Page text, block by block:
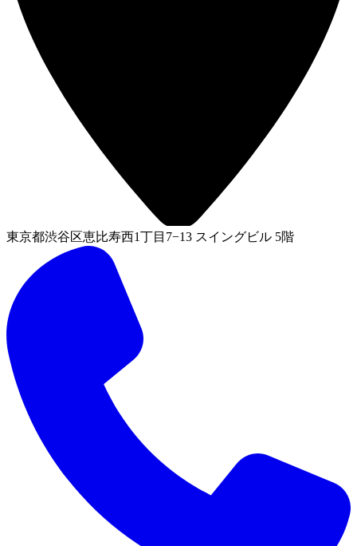
東京都渋谷区恵比寿西1丁目7−13 スイングビル 5階